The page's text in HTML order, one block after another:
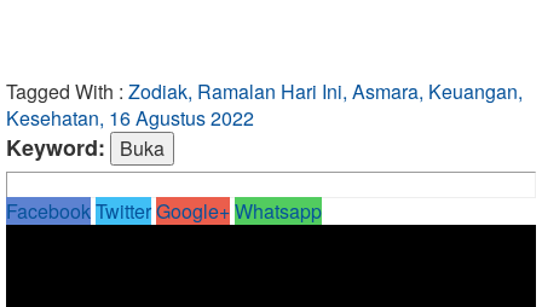
Tagged With : Zodiak, Ramalan Hari Ini, Asmara, Keuangan,
Kesehatan, 16 Agustus 2022
Keyword:
FacebookTwitterGoogle+Whatsapp